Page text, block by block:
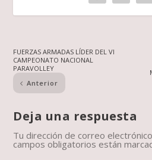
FUERZAS ARMADAS LÍDER DEL VI
CAMPEONATO NACIONAL
PARAVOLLEY
Anterior
Deja una respuesta
Tu dirección de correo
campos obligatorios están